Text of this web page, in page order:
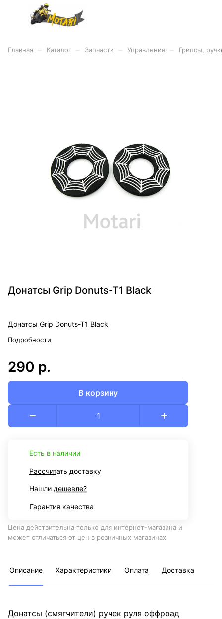
Главная Каталог Запчасти Управление Грипсы,
Донатсы Grip Donuts-T1 Black
Донатсы Grip Donuts-T1 Black
Подробности
290 р.
В корзину
Есть в наличии
Рассчитать доставку
Нашли дешевле?
Гарантия качества
Цена действительна только для интернет-магазина и
может отличаться от цен в розничных магазинах
Описание Характеристики Оплата Доставка
Донатсы (смягчители) ручек руля оффроад